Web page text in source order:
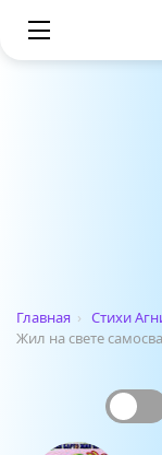
Главная › Стихи
Жил на свете